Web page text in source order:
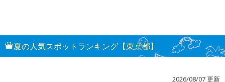
夏の人気スポットランキング【東京都】
2026/08/07 更新